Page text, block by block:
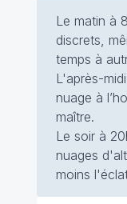
Le matin à
discrets,
temps à
L'après-
nuage à
maître.
Le soir à
nuages
moins